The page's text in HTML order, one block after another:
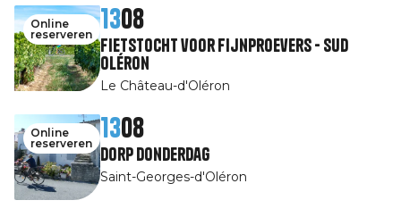
Online
reserveren
1308
Fietstocht voor fijnproevers - Sud
Oléron
Le Château-d'Oléron
Online
reserveren
1308
Dorp Donderdag
Saint-Georges-d'Oléron